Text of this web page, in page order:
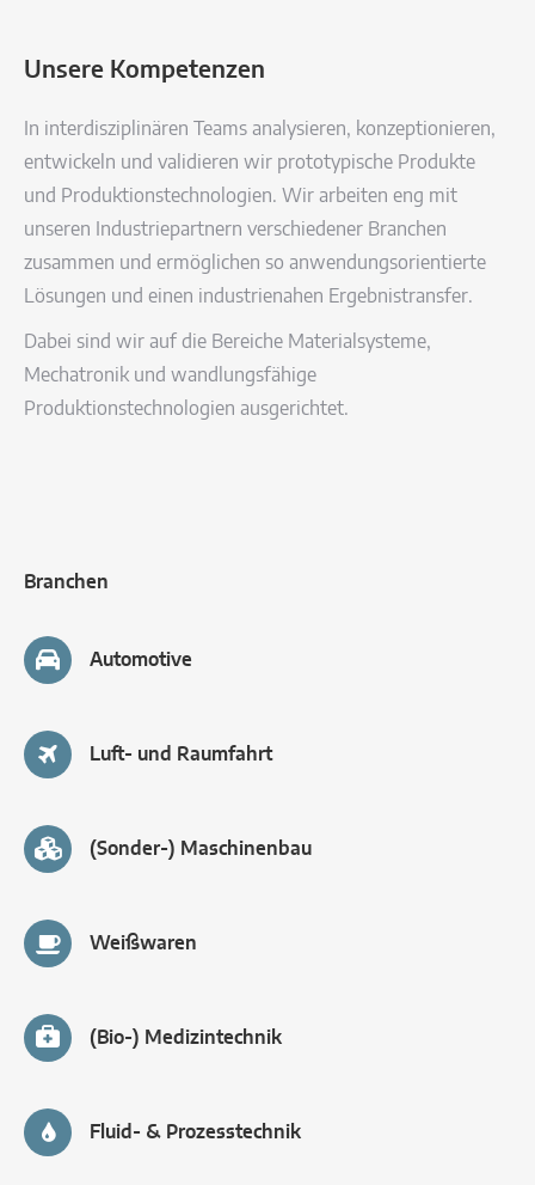
Unsere Kompetenzen
In interdisziplinären Teams analysieren, konzeptionieren,
entwickeln und validieren wir prototypische Produkte
und Produktionstechnologien. Wir arbeiten eng mit
unseren Industriepartnern verschiedener Branchen
zusammen und ermöglichen so anwendungsorientierte
Lösungen und einen industrienahen Ergebnistransfer.
Dabei sind wir auf die Bereiche Materialsysteme,
Mechatronik und wandlungsfähige
Produktionstechnologien ausgerichtet.
Branchen
Automotive
Luft- und Raumfahrt
(Sonder-) Maschinenbau
Weißwaren
(Bio-) Medizintechnik
Fluid- & Prozesstechnik